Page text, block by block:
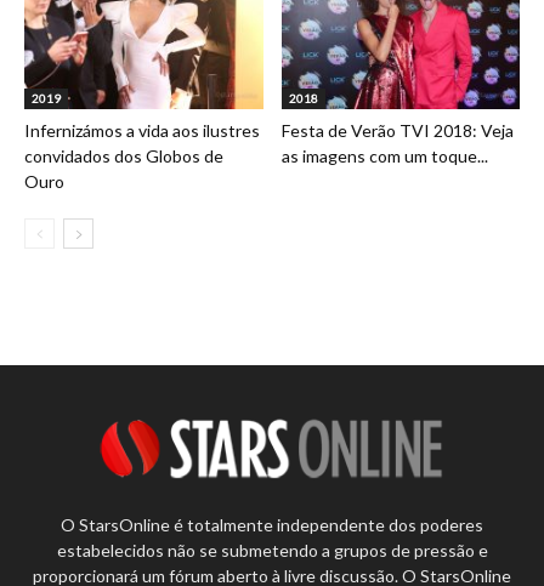
2019
Infernizámos a vida aos ilustres
convidados dos Globos de
Ouro
2018
Festa de Verão TVI 2018: Veja
as imagens com um toque...
O StarsOnline é totalmente independente dos poderes
estabelecidos não se submetendo a grupos de pressão e
proporcionará um fórum aberto à livre discussão. O StarsOnline